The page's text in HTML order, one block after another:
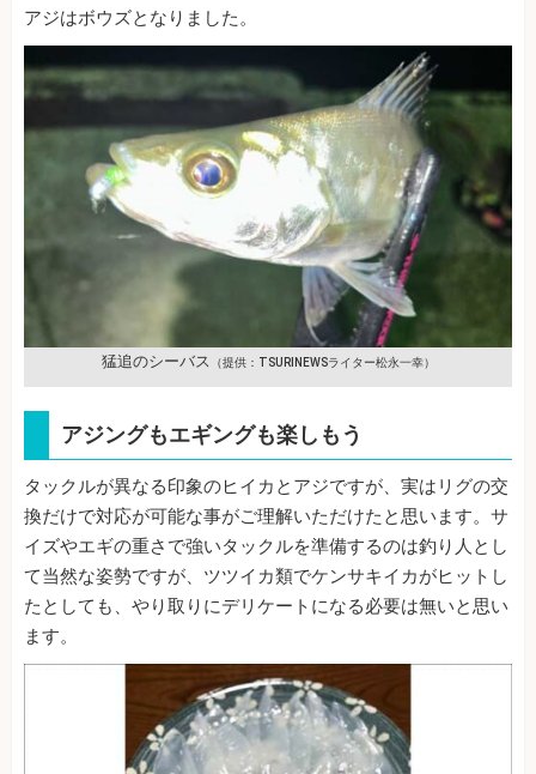
アジはボウズとなりました。
猛追のシーバス （提供：TSURINEWSライター松永一幸）
アジングもエギングも楽しもう
タックルが異なる印象のヒイカとアジですが、実はリグの交
換だけで対応が可能な事がご理解いただけたと思います。サ
イズやエギの重さで強いタックルを準備するのは釣り人とし
て当然な姿勢ですが、ツツイカ類でケンサキイカがヒットし
たとしても、やり取りにデリケートになる必要は無いと思い
ます。